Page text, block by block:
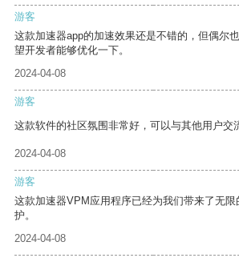
游客
这款加速器app的加速效果还是不错的，但偶尔
望开发者能够优化一下。
2024-04-08
游客
这款软件的社区氛围非常好，可以与其他用户交
2024-04-08
游客
这款加速器VPM应用程序已经为我们带来了无
护。
2024-04-08